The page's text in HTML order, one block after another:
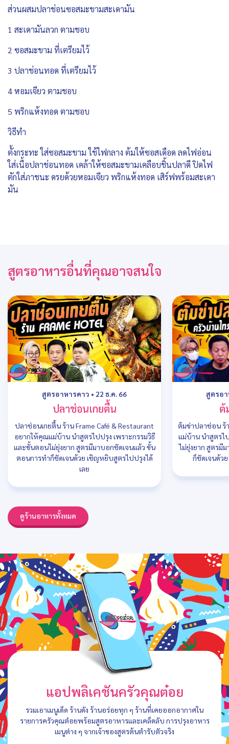
ส่วนผสมปลาช่อนซอสมะขามสะเดามัน
1 สะเดามันลวก ตามชอบ
2 ซอสมะขาม ที่เตรียมไว้
3 ปลาช่อนทอด ที่เตรียมไว้
4 หอมเจียว ตามชอบ
5 พริกแห้งทอด ตามชอบ
วิธีทำ
ตั้งกระทะ ใส่ซอสมะขาม ใช้ไฟกลาง ต้มให้ซอสเดือด ลดไฟอ่อน
ใส่เนื้อปลาช่อนทอด เคล้าให้ซอสมะขามเคลือบชิ้นปลาดี ปิดไฟ
ตักใส่ภาชนะ ดรยด้วยหอมเจียว พริกแห้งทอด เสิร์ฟพร้อมสะเดา
มัน
สูตรอาหารอื่นที่คุณอาจสนใจ
สูตรอาหารคาว • 22 ธ.ค. 66
ปลาช่อนเกยตื้น
ปลาช่อนเกยตื้น ร้าน Frame Café & Restaurant
อยากให้คุณแม่บ้าน นำสูตรไปปรุง เพราะกรรมวิธี
และขั้นตอนไม่ยุ่งยาก สูตรมีมาบอกชัดเจนแล้ว ขั้น
ตอนการทำก็ชัดเจนด้วย เชิญหยิบสูตรไปปรุงได้
เลย
สูตรอ
ต้
ต้มข่าปลาช่อน ร้
แม่บ้าน นำสูตรไ
ไม่ยุ่งยาก สูตรมี
ก็ชัดเจนด้ว
ดูร้านอาหารทั้งหมด
แอปพลิเคชันครัวคุณต๋อย
รวมเอาเมนูเด็ด ร้านดัง ร้านอร่อยทุก ๆ ร้านที่เคยออกอากาศใน
รายการครัวคุณต๋อยพร้อมสูตรอาหารและเคล็ดลับ การปรุงอาหาร
เมนูต่าง ๆ จากเจ้าของสูตรต้นตำรับตัวจริง